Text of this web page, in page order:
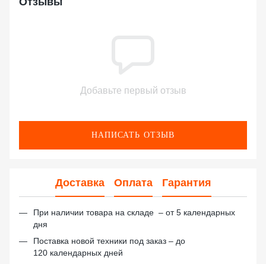
Добавьте первый отзыв
НАПИСАТЬ ОТЗЫВ
Доставка Оплата Гарантия
При наличии товара на складе – от 5 календарных
дня
Поставка новой техники под заказ – до
120 календарных дней